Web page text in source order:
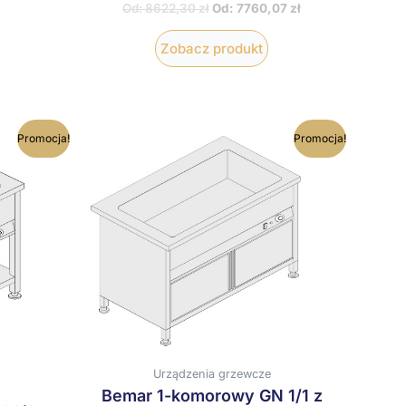
Od:8622,30zł Od: 7760,07 zł
Zobacz produkt
Promocja!
produkt
Opcje
produktu
Promocja!
Urządzenia grzewcze
Bemar 1-komorowy GN 1/1 z
produkt
ma
wiele
wariantów.
Opcje
można
na